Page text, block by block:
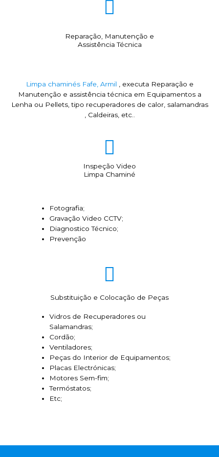
Reparação, Manutenção e
Assistência Técnica
Limpa chaminés Fafe, Armil , executa Reparação e
Manutenção e assistência técnica em Equipamentos a
Lenha ou Pellets, tipo recuperadores de calor, salamandras
, Caldeiras, etc..
Inspeção Video
Limpa Chaminé
Fotografia;
Gravação Video CCTV;
Diagnostico Técnico;
Prevenção
Substituição e Colocação de Peças
Vidros de Recuperadores ou
Salamandras;
Cordão;
Ventiladores;
Peças do Interior de Equipamentos;
Placas Electrónicas;
Motores Sem-fim;
Termóstatos;
Etc;